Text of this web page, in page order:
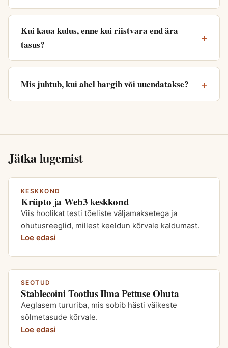
Kui kaua kulus, enne kui riistvara end ära
tasus?
Mis juhtub, kui ahel hargib või uuendatakse?
Jätka lugemist
KESKKOND
Krüpto ja Web3 keskkond
Viis hoolikat testi tõeliste väljamaksetega ja
ohutusreeglid, millest keeldun kõrvale kaldumast.
Loe edasi
SEOTUD
Stablecoini Tootlus Ilma Pettuse Ohuta
Aeglasem tururiba, mis sobib hästi väikeste
sõlmetasude kõrvale.
Loe edasi